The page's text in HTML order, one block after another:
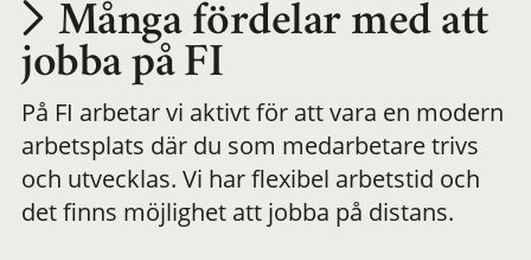
Utvecklas på en
meningsfull och
flexibel
Många fördelar med att
jobba på FI
På FI arbetar vi aktivt för att vara en modern
arbetsplats där du som medarbetare trivs
och utvecklas. Vi har flexibel arbetstid och
det finns möjlighet att jobba på distans.